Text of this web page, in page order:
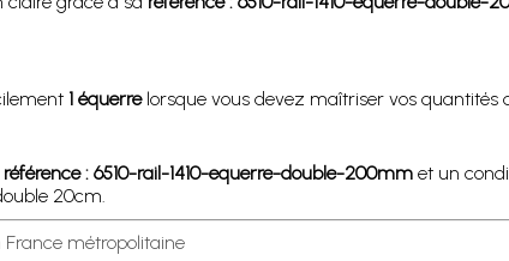
1 équerrelorsque vous devez maîtriser vos quantités
référence : 6510-rail-1410-equerre-double-200mmet un
20cm.
France métropolitaine